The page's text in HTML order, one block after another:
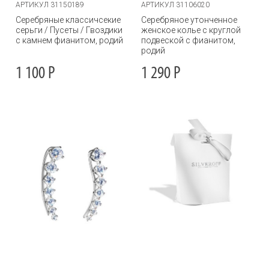
АРТИКУЛ 31150189
Серебряные классичсекие
серьги / Пусеты / Гвоздики
с камнем фианитом, родий
1 100 Р
АРТИКУЛ 31106020
Серебряное утонченное
женское колье с круглой
подвеской с фианитом,
родий
1 290 Р